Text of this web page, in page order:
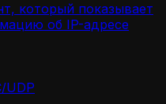
который показывает
об IP-адресе
UDP